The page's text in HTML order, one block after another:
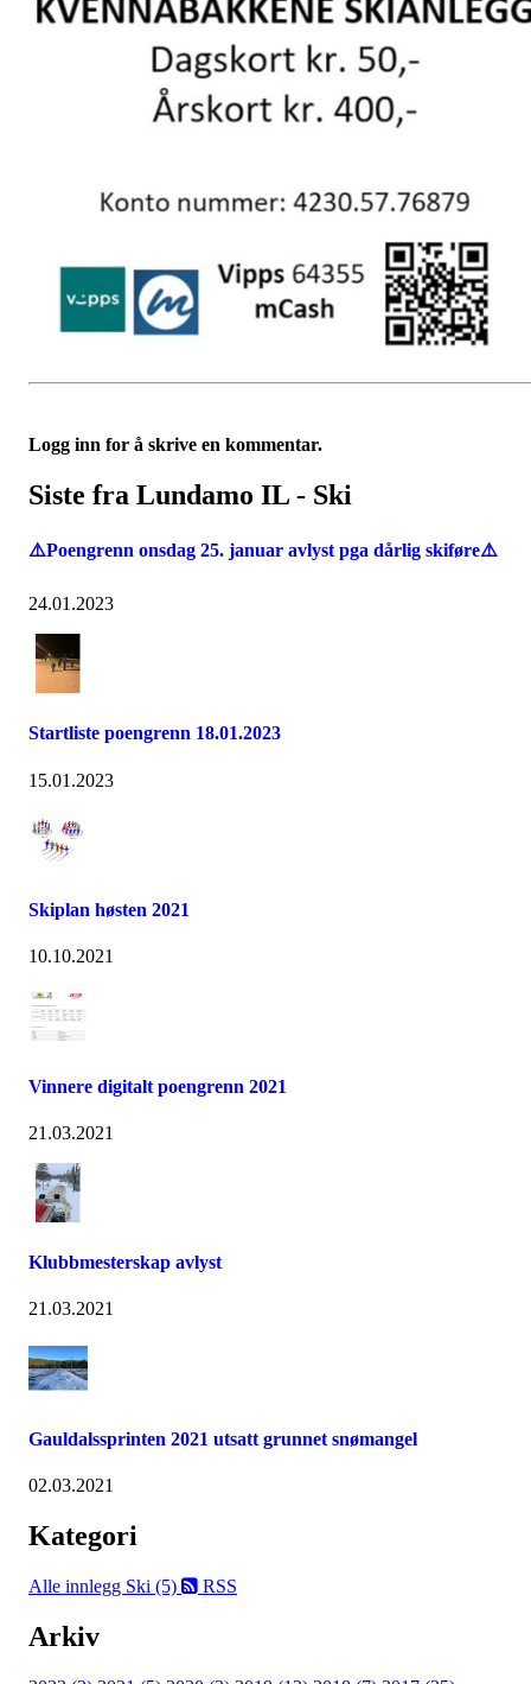
Logg inn for å skrive en kommentar.
Siste fra Lundamo IL - Ski
⚠️Poengrenn onsdag 25. januar avlyst pga dårlig skiføre⚠️
24.01.2023
Startliste poengrenn 18.01.2023
15.01.2023
Skiplan høsten 2021
10.10.2021
Vinnere digitalt poengrenn 2021
21.03.2021
Klubbmesterskap avlyst
21.03.2021
Gauldalssprinten 2021 utsatt grunnet snømangel
02.03.2021
Kategori
Alle innlegg Ski (5) RSS
Arkiv